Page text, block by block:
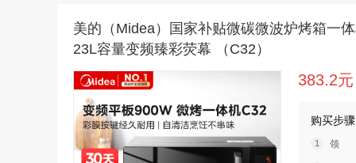
美的（Midea）国家补贴微碳微波炉烤箱一
23L容量变频臻彩荧幕 （C32）
383.2元
购买步骤
领